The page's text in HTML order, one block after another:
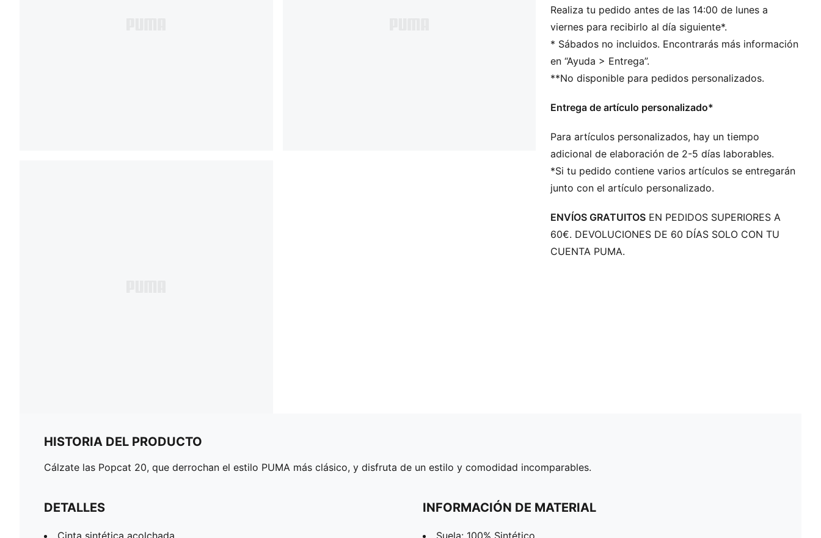
Realiza tu pedido antes de las 14:00 de lunes a
viernes para recibirlo al día siguiente*.
* Sábados no incluidos. Encontrarás más información
en “Ayuda > Entrega”.
**No disponible para pedidos personalizados.
Entrega de artículo personalizado*
Para artículos personalizados, hay un tiempo
adicional de elaboración de 2-5 días laborables.
*Si tu pedido contiene varios artículos se entregarán
junto con el artículo personalizado.
ENVÍOS GRATUITOS EN PEDIDOS SUPERIORES A
60€. DEVOLUCIONES DE 60 DÍAS SOLO CON TU
CUENTA PUMA.
HISTORIA DEL PRODUCTO
Cálzate las Popcat 20, que derrochan el estilo PUMA más clásico, y disfruta de un estilo y comodidad incomparables.
DETALLES
Cinta sintética acolchada
INFORMACIÓN DE MATERIAL
Suela: 100% Sintético